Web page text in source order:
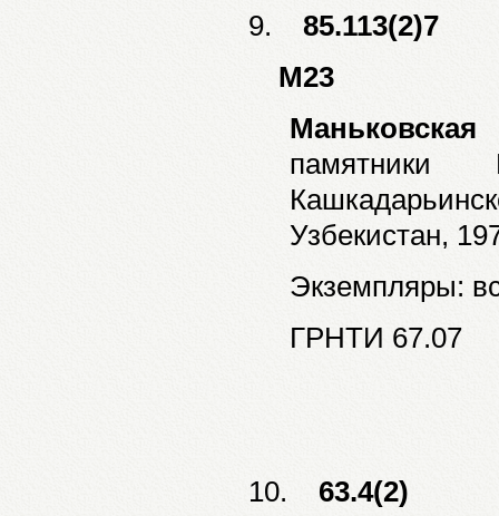
9.85.113(2)7
М23
Узбекистан,
Экземпляры:
ГРНТИ 67.07
10. 63.4(2)